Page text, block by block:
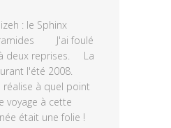
: le Sphinx
J'ai foulé
deux reprises. La
l'été 2008.
réalise à quel point
voyage à cette
était une folie !